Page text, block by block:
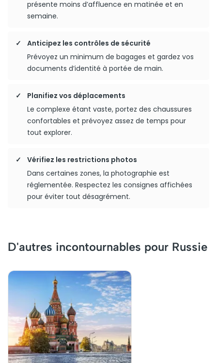
présente moins d’affluence en matinée et en
semaine.
Anticipez les contrôles de sécurité
Prévoyez un minimum de bagages et gardez vos
documents d’identité à portée de main.
Planifiez vos déplacements
Le complexe étant vaste, portez des chaussures
confortables et prévoyez assez de temps pour
tout explorer.
Vérifiez les restrictions photos
Dans certaines zones, la photographie est
réglementée. Respectez les consignes affichées
pour éviter tout désagrément.
D'autres incontournables pour Russie